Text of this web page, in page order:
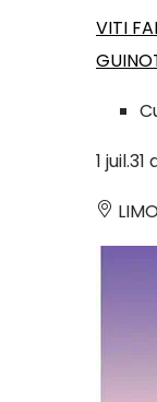
VITI
1 juil.31